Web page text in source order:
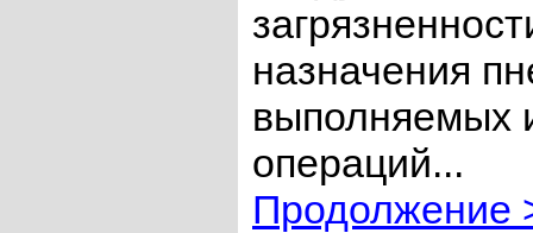
назначения
выполняемых
операций...
Продолжение